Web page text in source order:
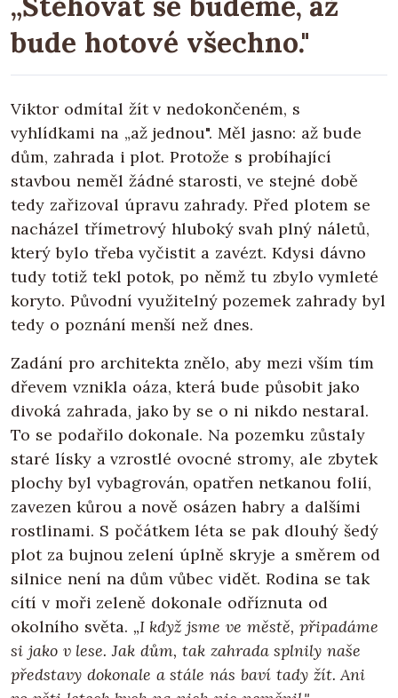
bude hotové všechno."
Viktor odmítal žít v nedokončeném, s
vyhlídkami na „až jednou". Měl jasno: až bude
dům, zahrada i plot. Protože s probíhající
stavbou neměl žádné starosti, ve stejné době
tedy zařizoval úpravu zahrady. Před plotem se
nacházel třímetrový hluboký svah plný náletů,
který bylo třeba vyčistit a zavézt. Kdysi dávno
tudy totiž tekl potok, po němž tu zbylo vymleté
koryto. Původní využitelný pozemek zahrady byl
tedy o poznání menší než dnes.
Zadání pro architekta znělo, aby mezi vším tím
dřevem vznikla oáza, která bude působit jako
divoká zahrada, jako by se o ni nikdo nestaral.
To se podařilo dokonale. Na pozemku zůstaly
staré lísky a vzrostlé ovocné stromy, ale zbytek
plochy byl vybagrován, opatřen netkanou folií,
zavezen kůrou a nově osázen habry a dalšími
rostlinami. S počátkem léta se pak dlouhý šedý
plot za bujnou zelení úplně skryje a směrem od
silnice není na dům vůbec vidět. Rodina se tak
cítí v moři zeleně dokonale odříznuta od
okolního světa. „I když jsme ve městě, připadáme
si jako v lese. Jak dům, tak zahrada splnily naše
představy dokonale a stále nás baví tady žít. Ani